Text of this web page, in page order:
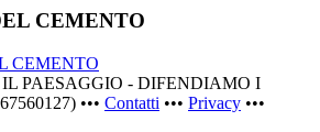
CEMENTO
PAESAGGIO - DIFENDIAMO I
••• Contatti ••• Privacy •••